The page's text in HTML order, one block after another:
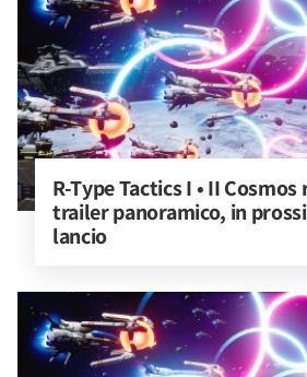
R-Type Tactics I • II
trailer panoramico, in
lancio